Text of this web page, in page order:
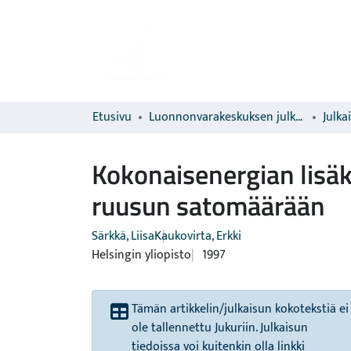
Etusivu Luonnonvarakeskuksen julkaisut
Kokonaisenergian
ruusun satomäärään
Särkkä, LiisaKaukovirta, Erkki
Helsingin yliopisto 1997
Tämän artikkelin/julkaisun kokotekstiä ei
ole tallennettu Jukuriin. Julkaisun
tiedoissa voi kuitenkin olla linkki